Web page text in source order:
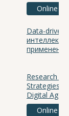
Online
Data-driven
Research
Strategies
Digital
Online